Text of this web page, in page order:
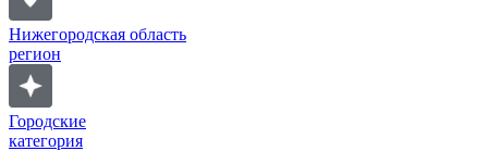
Нижегородская область
регион
Городские
категория